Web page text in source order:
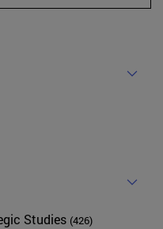
Studies (426)